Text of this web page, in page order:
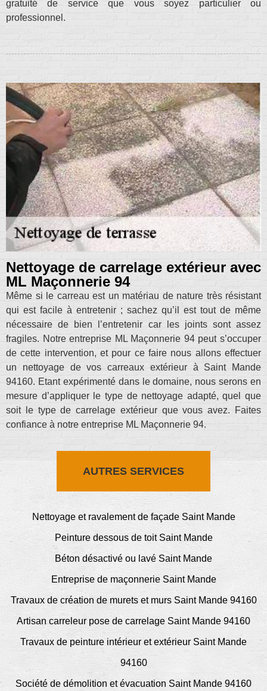
gratuité de service que vous soyez particulier ou
professionnel.
Nettoyage de carrelage extérieur avec
ML Maçonnerie 94
Même si le carreau est un matériau de nature très résistant
qui est facile à entretenir ; sachez qu’il est tout de même
nécessaire de bien l’entretenir car les joints sont assez
fragiles. Notre entreprise ML Maçonnerie 94 peut s’occuper
de cette intervention, et pour ce faire nous allons effectuer
un nettoyage de vos carreaux extérieur à Saint Mande
94160. Etant expérimenté dans le domaine, nous serons en
mesure d’appliquer le type de nettoyage adapté, quel que
soit le type de carrelage extérieur que vous avez. Faites
confiance à notre entreprise ML Maçonnerie 94.
AUTRES SERVICES
Nettoyage et ravalement de façade Saint Mande
Peinture dessous de toit Saint Mande
Béton désactivé ou lavé Saint Mande
Entreprise de maçonnerie Saint Mande
Travaux de création de murets et murs Saint Mande 94160
Artisan carreleur pose de carrelage Saint Mande 94160
Travaux de peinture intérieur et extérieur Saint Mande
94160
Société de démolition et évacuation Saint Mande 94160